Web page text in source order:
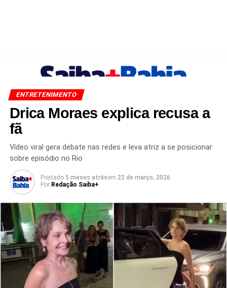
ENTRETENIMENTO
Drica Moraes explica recusa a
fã
Vídeo viral gera debate nas redes e leva atriz a se posicionar
sobre episódio no Rio
Postado 5 meses atrásem 22 de março, 2026
Por Redação Saiba+